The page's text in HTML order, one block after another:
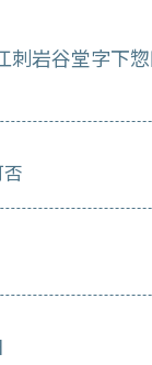
刺岩谷堂字下